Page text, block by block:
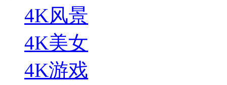
4K风景
4K美女
4K游戏